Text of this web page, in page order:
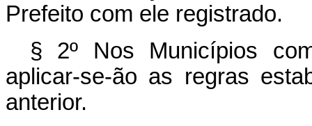
Prefeito com ele registrado.
§ 2º Nos Municípios
aplicar-se-ão as regras
anterior.